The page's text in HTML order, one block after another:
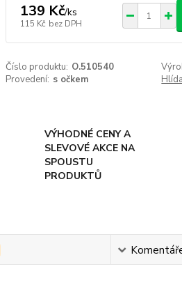
139 Kč/ks
115 Kč bez DPH
Číslo produktu: O.510540
Provedení: s očkem
VÝHODNÉ CENY A
SLEVOVÉ AKCE NA
SPOUSTU
PRODUKTŮ